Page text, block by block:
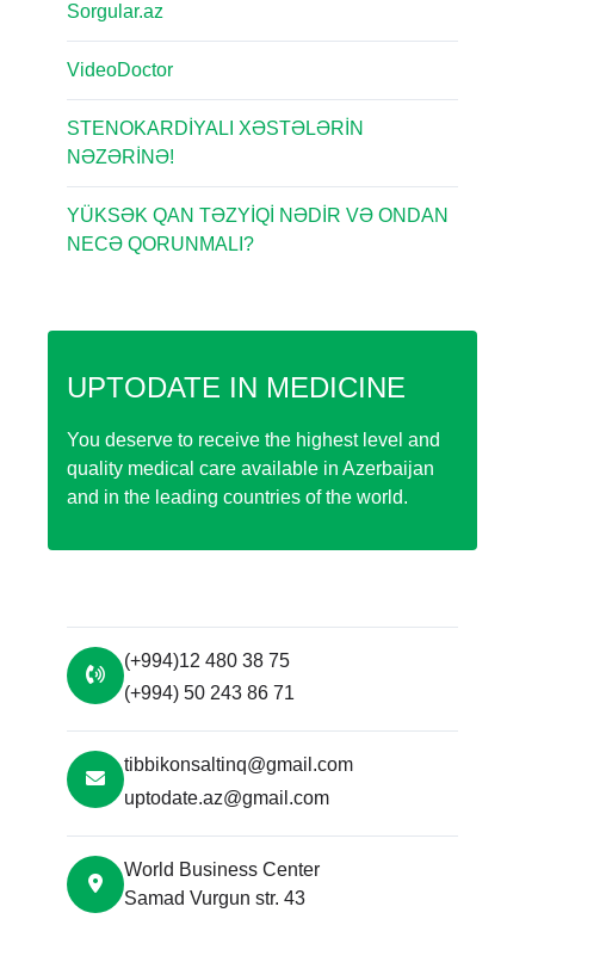
Sorgular.az
VideoDoctor
STENOKARDİYALI XƏSTƏLƏRİN
NƏZƏRİNƏ!
YÜKSƏK QAN TƏZYİQİ NƏDİR VƏ ONDAN
NECƏ QORUNMALI?
UPTODATE IN MEDICINE
You deserve to receive the highest level and
quality medical care available in Azerbaijan
and in the leading countries of the world.
(+994)12 480 38 75
(+994) 50 243 86 71
tibbikonsaltinq@gmail.com
uptodate.az@gmail.com
World Business Center
Samad Vurgun str. 43